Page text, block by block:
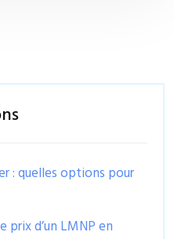
: quelles options pour
d’un LMNP en